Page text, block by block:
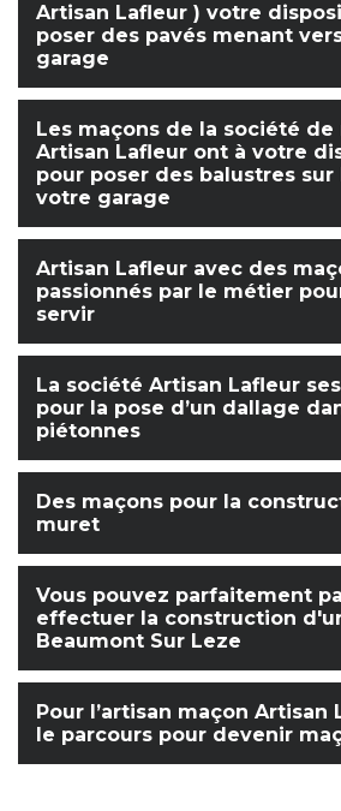
Artisan Lafleur ) votre
poser des pavés menant
garage
Les maçons de la société
Artisan Lafleur ont à votre
pour poser des balustres
votre garage
Artisan Lafleur avec des
passionnés par le métier
servir
La société Artisan Lafleur
pour la pose d’un dallage
piétonnes
Des maçons pour la
muret
Vous pouvez parfaitement
effectuer la construction
Beaumont Sur Leze
Pour l’artisan maçon Artisan
le parcours pour devenir